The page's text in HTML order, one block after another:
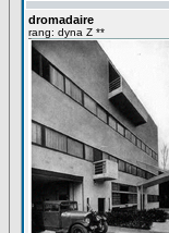
dromadaire
rang: dyna Z **